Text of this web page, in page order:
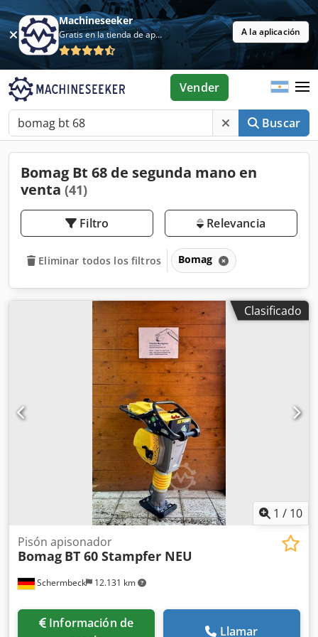
Machineseeker
Gratis en la tienda de aplicaciones A la aplicación
Buscar
Vender
Bomag Bt 68 de segunda mano en
venta (41)
Filtro Relevancia
Eliminar todos los filtros Bomag
Clasificado
1 / 10
Schermbeck 12.131 km
Pisón apisonador
Bomag BT 60 Stampfer NEU
Información de
Llamar